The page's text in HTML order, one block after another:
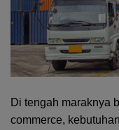
Di tengah maraknya
commerce,